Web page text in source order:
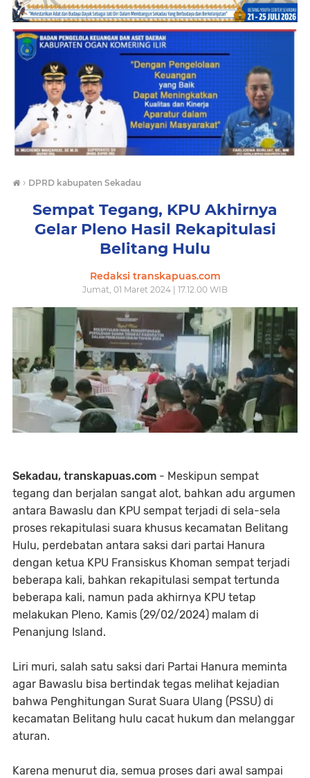
› DPRD kabupaten Sekadau
Sempat Tegang, KPU Akhirnya
Gelar Pleno Hasil Rekapitulasi
Belitang Hulu
Redaksi transkapuas.com
Jumat, 01 Maret 2024 | 17.12.00 WIB
Sekadau, transkapuas.com - Meskipun sempat
tegang dan berjalan sangat alot, bahkan adu argumen
antara Bawaslu dan KPU sempat terjadi di sela-sela
proses rekapitulasi suara khusus kecamatan Belitang
Hulu, perdebatan antara saksi dari partai Hanura
dengan ketua KPU Fransiskus Khoman sempat terjadi
beberapa kali, bahkan rekapitulasi sempat tertunda
beberapa kali, namun pada akhirnya KPU tetap
melakukan Pleno, Kamis (29/02/2024) malam di
Penanjung Island.
Liri muri, salah satu saksi dari Partai Hanura meminta
agar Bawaslu bisa bertindak tegas melihat kejadian
bahwa Penghitungan Surat Suara Ulang (PSSU) di
kecamatan Belitang hulu cacat hukum dan melanggar
aturan.
Karena menurut dia, semua proses dari awal sampai